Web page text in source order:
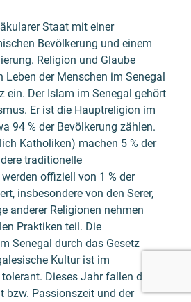
Staat mit einer
Bevölkerung und einem
Religion und Glaube
Leben der Menschen im Senegal
ein. Der Islam im Senegal gehört
Er ist die Hauptreligion im
94 % der Bevölkerung zählen.
Katholiken) machen 5 % der
traditionelle
offiziell von 1 % der
insbesondere von den Serer,
anderer Religionen nehmen
Praktiken teil. Die
Senegal durch das Gesetz
Kultur ist im
Dieses Jahr fallen die
bzw. Passionszeit und der